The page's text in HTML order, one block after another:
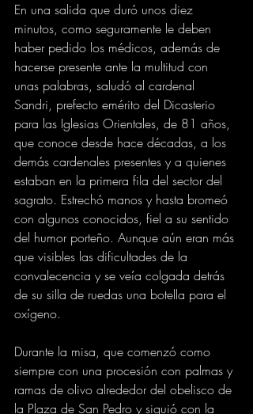
En una salida que duró unos diez
minutos, como seguramente le deben
haber pedido los médicos, además de
hacerse presente ante la multitud con
unas palabras, saludó al cardenal
Sandri, prefecto emérito del Dicasterio
para las Iglesias Orientales, de 81 años,
que conoce desde hace décadas, a los
demás cardenales presentes y a quienes
estaban en la primera fila del sector del
sagrato. Estrechó manos y hasta bromeó
con algunos conocidos, fiel a su sentido
del humor porteño. Aunque aún eran más
que visibles las dificultades de la
convalecencia y se veía colgada detrás
de su silla de ruedas una botella para el
oxígeno.
Durante la misa, que comenzó como
siempre con una procesión con palmas y
ramas de olivo alrededor del obelisco de
la Plaza de San Pedro y siguió con la